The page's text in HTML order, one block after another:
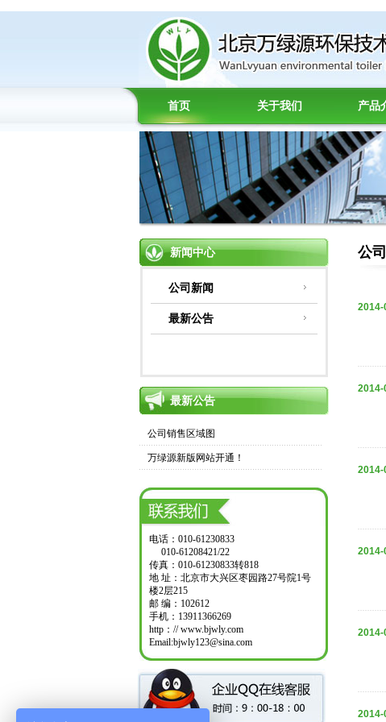
首页 关于我们 产品
新闻中心
公司新闻
最新公告
最新公告
公司销售区域图
万绿源新版网站开通！
电话：010-61230833
010-61208421/22
传真：010-61230833转818
地 址：北京市大兴区枣园路27号院1号
楼2层215
邮 编：102612
手机：13911366269
http：// www.bjwly.com
Email:bjwly123@sina.com
公
2014-
2014-
2014-
2014-
2014-
2014-